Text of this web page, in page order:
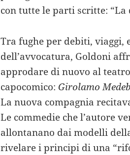
con tutte le parti scritte: “La
Tra fughe per debiti, viaggi,
dell’avvocatura, Goldoni
approdare di nuovo al
capocomico: Girolamo
La nuova compagnia
Le commedie che l’autore
allontanano dai modelli
rivelare i principi di una